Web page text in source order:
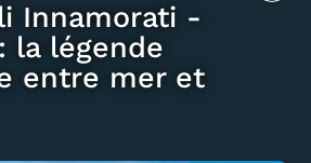
Innamorati -
la légende
entre mer et